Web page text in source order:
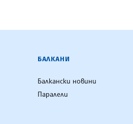
БАЛКАНИ
Балкански новини
Паралели